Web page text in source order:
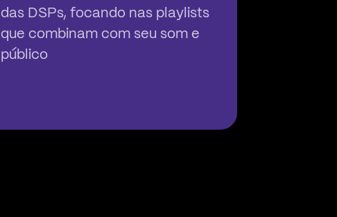
das DSPs, focando nas playlists
que combinam com seu som e
público